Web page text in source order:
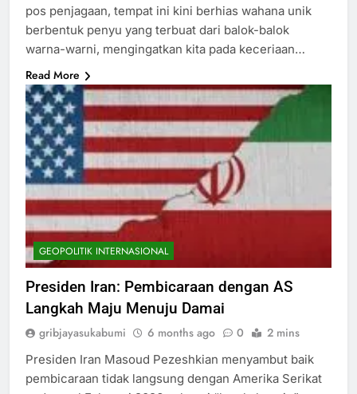
pos penjagaan, tempat ini kini berhias wahana unik
berbentuk penyu yang terbuat dari balok-balok
warna-warni, mengingatkan kita pada keceriaan…
Read More
GEOPOLITIK INTERNASIONAL
Presiden Iran: Pembicaraan dengan AS
Langkah Maju Menuju Damai
gribjayasukabumi 6 months ago 0 2 mins
Presiden Iran Masoud Pezeshkian menyambut baik
pembicaraan tidak langsung dengan Amerika Serikat